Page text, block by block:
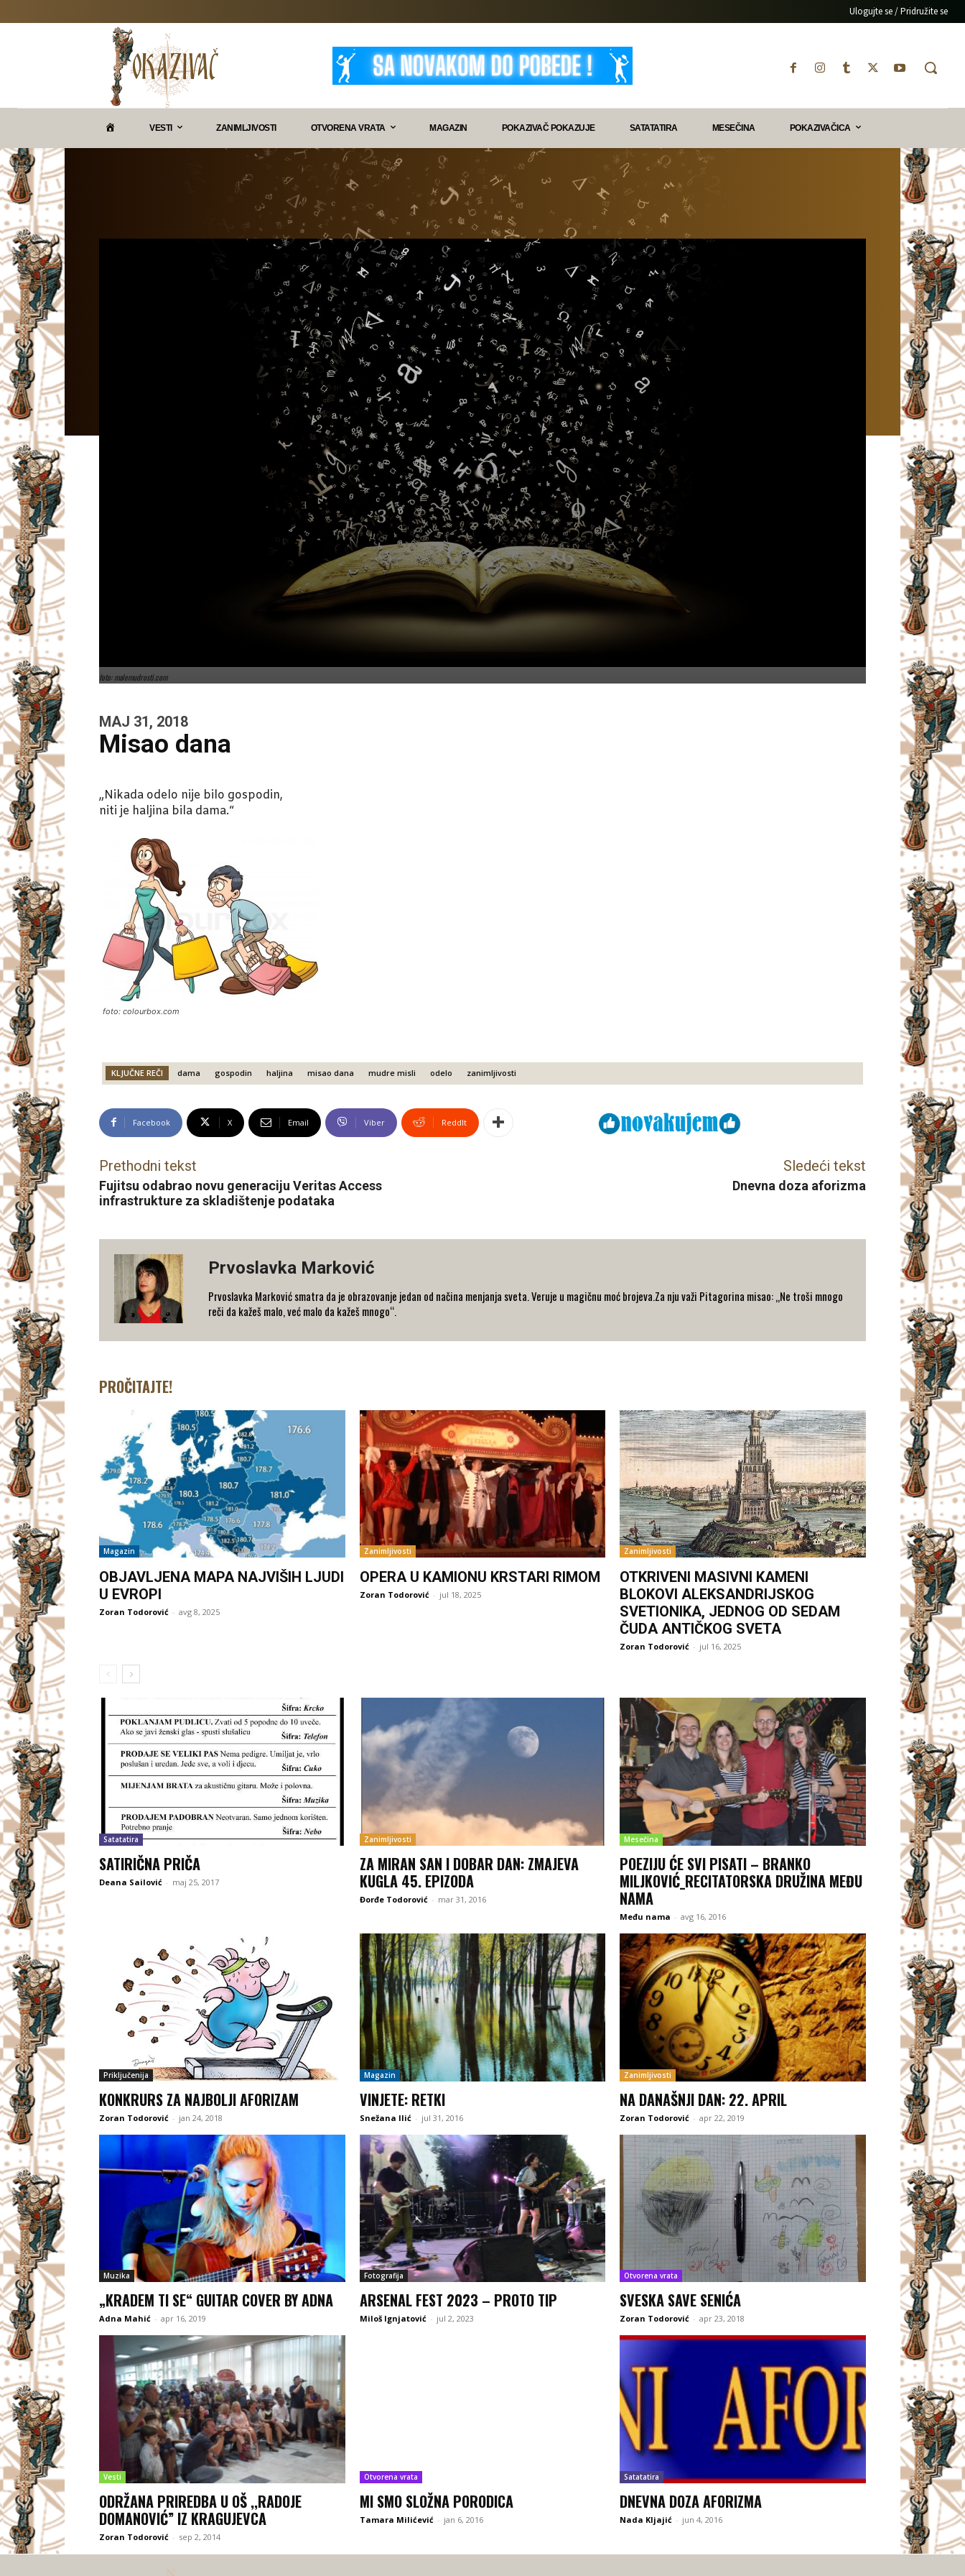
Ulogujte se / Pridružite se
VESTI ZANIMLJIVOSTI OTVORENA VRATA MAGAZIN POKAZIVAČ POKAZUJE SATATATIRA MESEČINA POKAZIVAČICA
foto: malemudrosti.com
MAJ 31, 2018
Misao dana
„Nikada odelo nije bilo gospodin,
niti je haljina bila dama.“
foto: colourbox.com
KLJUČNE REČI dama gospodin haljina misao dana mudre misli odelo zanimljivosti
Facebook X Email Viber ReddIt
Prethodni tekst
Fujitsu odabrao novu generaciju Veritas Access
infrastrukture za skladištenje podataka
Sledeći tekst
Dnevna doza aforizma
Prvoslavka Marković
Prvoslavka Marković smatra da je obrazovanje jedan od načina menjanja sveta. Veruje u magičnu moć brojeva.Za nju važi Pitagorina misao: „Ne troši mnogo
reči da kažeš malo, već malo da kažeš mnogo“.
PROČITAJTE!
Magazin
OBJAVLJENA MAPA NAJVIŠIH LJUDI
U EVROPI
Zoran Todorović - avg 8, 2025
Zanimljivosti
OPERA U KAMIONU KRSTARI RIMOM
Zoran Todorović - jul 18, 2025
Zanimljivosti
OTKRIVENI MASIVNI KAMENI
BLOKOVI ALEKSANDRIJSKOG
SVETIONIKA, JEDNOG OD SEDAM
ČUDA ANTIČKOG SVETA
Zoran Todorović - jul 16, 2025
Satatatira
SATIRIČNA PRIČA
Deana Sailović - maj 25, 2017
Zanimljivosti
ZA MIRAN SAN I DOBAR DAN: ZMAJEVA
KUGLA 45. EPIZODA
Đorđe Todorović - mar 31, 2016
Mesečina
POEZIJU ĆE SVI PISATI – BRANKO
MILJKOVIĆ_RECITATORSKA DRUŽINA MEĐU
NAMA
Među nama - avg 16, 2016
Priključenija
KONKRURS ZA NAJBOLJI AFORIZAM
Zoran Todorović - jan 24, 2018
Magazin
VINJETE: RETKI
Snežana Ilić - jul 31, 2016
Zanimljivosti
NA DANAŠNJI DAN: 22. APRIL
Zoran Todorović - apr 22, 2019
Muzika
„KRADEM TI SE“ GUITAR COVER BY ADNA
Adna Mahić - apr 16, 2019
Fotografija
ARSENAL FEST 2023 – PROTO TIP
Miloš Ignjatović - jul 2, 2023
Otvorena vrata
SVESKA SAVE SENIĆA
Zoran Todorović - apr 23, 2018
Vesti
ODRŽANA PRIREDBA U OŠ ,,RADOJE
DOMANOVIĆ” IZ KRAGUJEVCA
Zoran Todorović - sep 2, 2014
Otvorena vrata
MI SMO SLOŽNA PORODICA
Tamara Milićević - jan 6, 2016
Satatatira
DNEVNA DOZA AFORIZMA
Nada Kljajić - jun 4, 2016